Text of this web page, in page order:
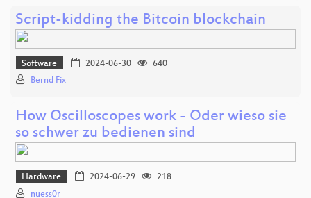
Script-kidding the Bitcoin blockchain
Software 2024-06-30
640
Bernd Fix
How Oscilloscopes work - Oder wieso sie
so schwer zu bedienen sind
Hardware 2024-06-29
218
nuess0r